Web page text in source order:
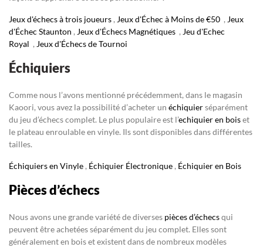
Jeux d'échecs à trois joueurs , Jeux d'Échec à Moins de €50 , Jeux
d'Échec Staunton , Jeux d'Échecs Magnétiques , Jeu d'Echec
Royal , Jeux d'Échecs de Tournoi
Échiquiers
Comme nous l’avons mentionné précédemment, dans le magasin
Kaoori, vous avez la possibilité d’acheter un échiquierséparément
du jeu d’échecs complet. Le plus populaire est l’echiquier en boiset
le plateau enroulable en vinyle. Ils sont disponibles dans différentes
tailles.
Échiquiers en Vinyle , Échiquier Électronique , Échiquier en Bois
Pièces d’échecs
Nous avons une grande variété de diverses pièces d’échecsqui
peuvent être achetées séparément du jeu complet. Elles sont
généralement en bois et existent dans de nombreux modèles